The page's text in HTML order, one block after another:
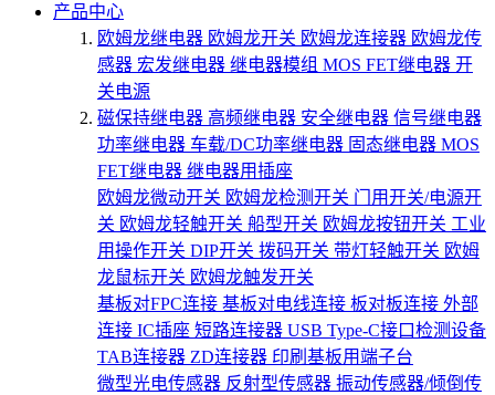
产品中心
欧姆龙继电器 欧姆龙开关 欧姆龙连接器 欧姆龙传
感器 宏发继电器 继电器模组 MOS FET继电器 开
关电源
磁保持继电器 高频继电器 安全继电器 信号继电器
功率继电器 车载/DC功率继电器 固态继电器 MOS
FET继电器 继电器用插座
欧姆龙微动开关 欧姆龙检测开关 门用开关/电源开
关 欧姆龙轻触开关 船型开关 欧姆龙按钮开关 工业
用操作开关 DIP开关 拨码开关 带灯轻触开关 欧姆
龙鼠标开关 欧姆龙触发开关
基板对FPC连接 基板对电线连接 板对板连接 外部
连接 IC插座 短路连接器 USB Type-C接口检测设备
TAB连接器 ZD连接器 印刷基板用端子台
微型光电传感器 反射型传感器 振动传感器/倾倒传